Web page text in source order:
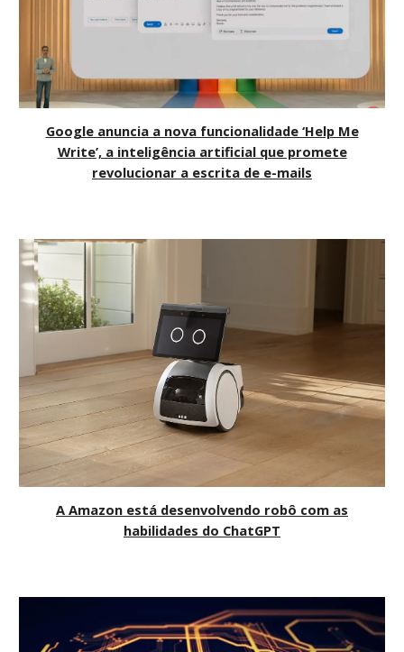
Google anuncia a nova funcionalidade ‘Help Me
Write’, a inteligência artificial que promete
revolucionar a escrita de e-mails
A Amazon está desenvolvendo robô com as
habilidades do ChatGPT